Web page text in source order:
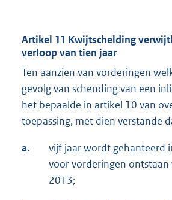
Artikel 11 Kwijtschelding
verloop van tien jaar
Ten aanzien van vorderingen
gevolg van schending van een
het bepaalde in artikel 10 van
toepassing, met dien verstande
a.
vijf jaar wordt gehanteerd
voor vorderingen ontstaan
2013;